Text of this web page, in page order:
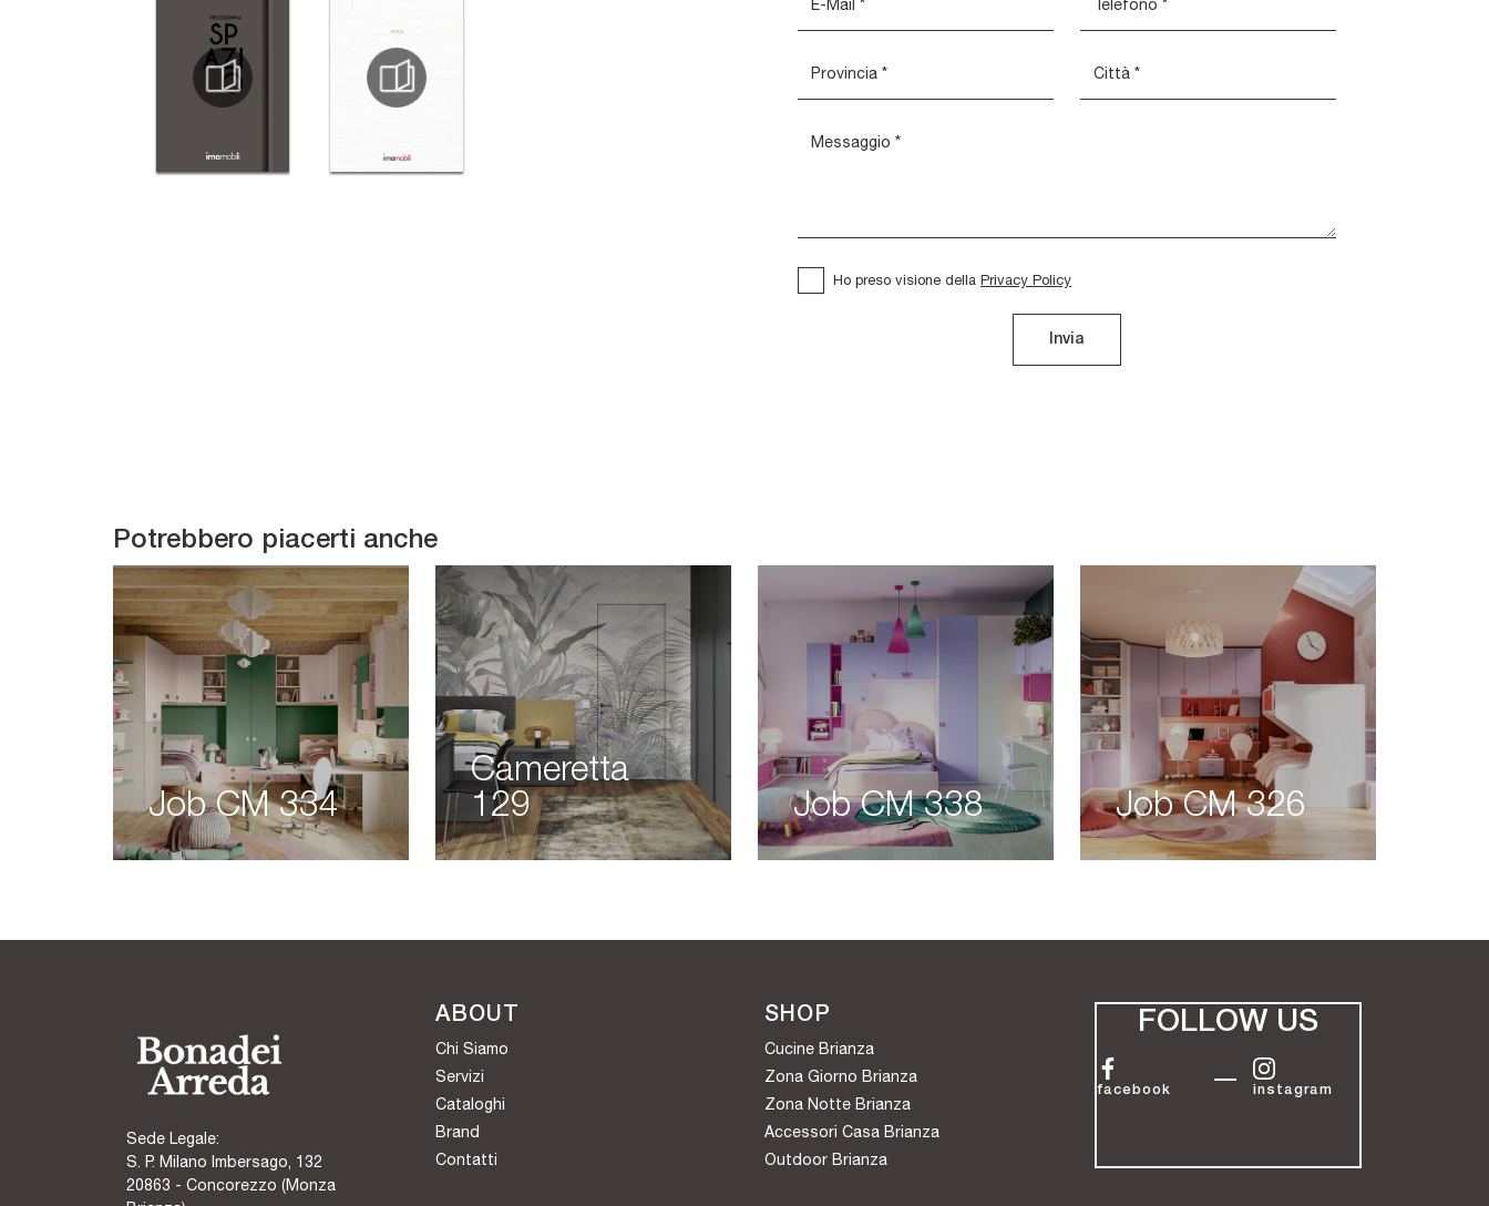
Ho preso visione della Privacy Policy
Invia
Potrebbero piacerti anche
Job CM 334
Cameretta
129
Job CM 338 Job CM 326
Sede Legale:
S. P. Milano Imbersago, 132
20863 - Concorezzo (Monza
ABOUT
Chi Siamo
Servizi
Cataloghi
Brand
Contatti
SHOP
Cucine Brianza
Zona Giorno Brianza
Zona Notte Brianza
Accessori Casa Brianza
Outdoor Brianza
FOLLOW US
facebook instagram